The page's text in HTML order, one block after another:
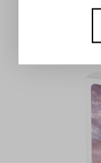
All